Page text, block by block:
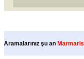
Aramalarınız şu an Marmaris